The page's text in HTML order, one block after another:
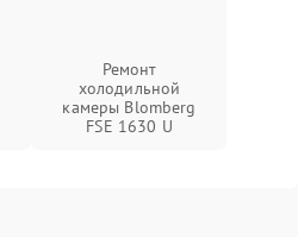
Ремонт
холодильной
камеры Blomberg
FSE 1630 U